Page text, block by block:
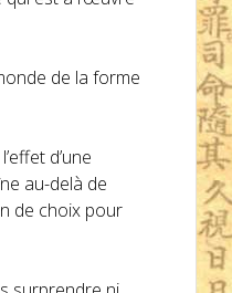
de la forme
d’une
au-delà de
de choix pour